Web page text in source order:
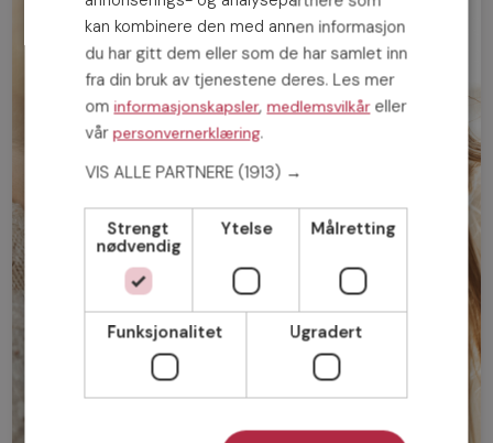
kan kombinere den med annen informasjon
du har gitt dem eller som de har samlet inn
fra din bruk av tjenestene deres. Les mer
ominformasjonskapsler,medlemsvilkåreller
vårpersonvernerklæring.
VIS ALLE PARTNERE (1913) →
Strengt
nødvendig
Ytelse Målretting
Funksjonalitet Ugradert